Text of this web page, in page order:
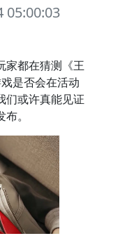
05:00:03
家都在猜测《王
是否会在活动
们或许真能见证
。